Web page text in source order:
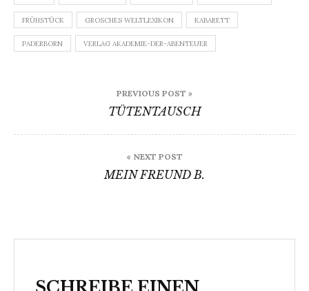
FRÜHSTÜCK GROSCHES WELTLEXIKON KABARETT
PADERBORN VERLAG AKADEMIE-DER-ABENTEUER
PREVIOUS POST »
TÜTENTAUSCH
« NEXT POST
MEIN FREUND B.
SCHREIBE EINEN